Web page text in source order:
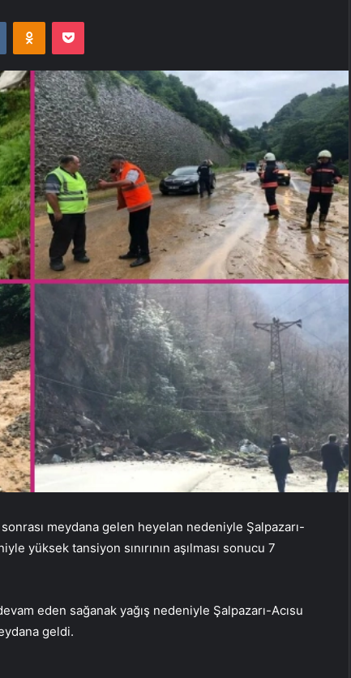
VKontakteOdnoklassniki
Pocket
meydana gelen heyelan nedeniyle Şalpazarı-
yüksek tansiyon sınırının aşılması sonucu 7
eden sağanak yağış nedeniyle Şalpazarı-Acısu
geldi.